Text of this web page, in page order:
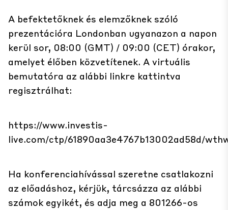
A befektetőknek és elemzőknek szóló
prezentációra Londonban ugyanazon a napon
kerül sor, 08:00 (GMT) / 09:00 (CET) órakor,
amelyet élőben közvetítenek. A virtuális
bemutatóra az alábbi linkre kattintva
regisztrálhat:
https://www.investis-
live.com/ctp/61890aa3e4767b13002ad58d/
Ha konferenciahívással szeretne csatlakozni
az előadáshoz, kérjük, tárcsázza az alábbi
számok egyikét, és adja meg a 801266-os